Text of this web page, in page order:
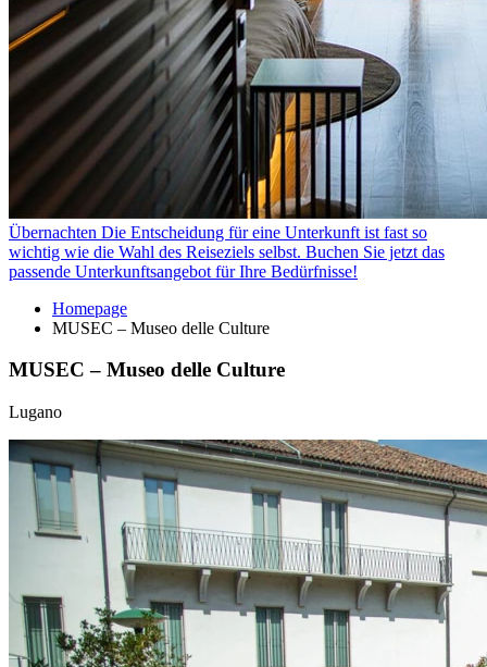
Übernachten Die Entscheidung für eine Unterkunft ist fast so
wichtig wie die Wahl des Reiseziels selbst. Buchen Sie jetzt das
passende Unterkunftsangebot für Ihre Bedürfnisse!
Homepage
MUSEC – Museo delle Culture
MUSEC – Museo delle Culture
Lugano